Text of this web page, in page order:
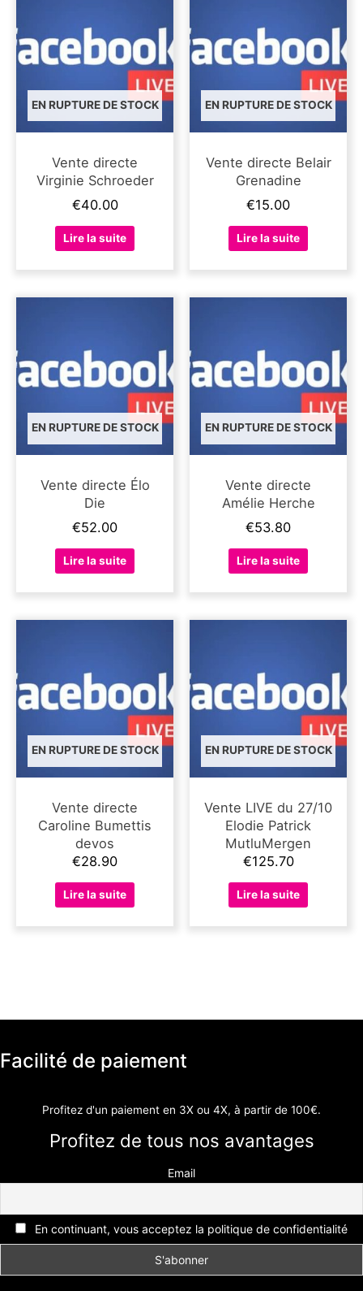
EN RUPTURE DE STOCK
Vente directe
Virginie Schroeder
€40.00
Lire la suite
EN RUPTURE DE STOCK
Vente directe Belair
Grenadine
€15.00
Lire la suite
EN RUPTURE DE STOCK
Vente directe Élo
Die
€52.00
Lire la suite
EN RUPTURE DE STOCK
Vente directe
Amélie Herche
€53.80
Lire la suite
EN RUPTURE DE STOCK
Vente directe
Caroline Bumettis
devos
€28.90
Lire la suite
EN RUPTURE DE STOCK
Vente LIVE du 27/10
Elodie Patrick
MutluMergen
€125.70
Lire la suite
Facilité de paiement
Profitez d'un paiement en 3X ou 4X, à partir de 100€.
Profitez de tous nos avantages
Email
En continuant, vous acceptez la politique de confidentialité